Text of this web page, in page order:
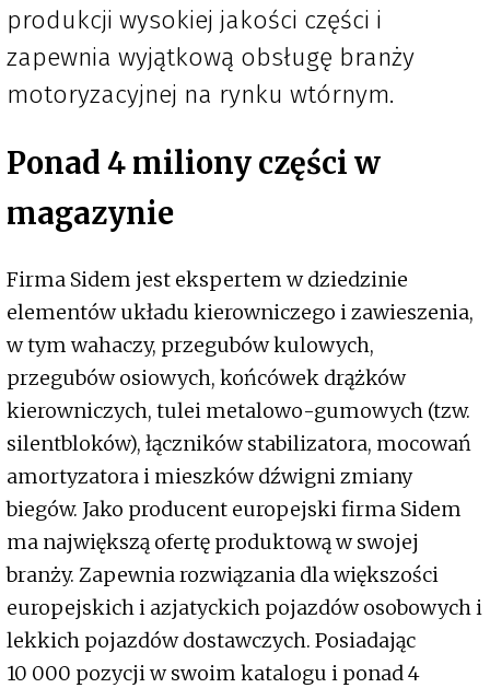
produkcji wysokiej jakości części i
zapewnia wyjątkową obsługę branży
motoryzacyjnej na rynku wtórnym.
Ponad 4 miliony części w
magazynie
Firma Sidem jest ekspertem w dziedzinie
elementów układu kierowniczego i zawieszenia,
w tym wahaczy, przegubów kulowych,
przegubów osiowych, końcówek drążków
kierowniczych, tulei metalowo-gumowych (tzw.
silentbloków), łączników stabilizatora, mocowań
amortyzatora i mieszków dźwigni zmiany
biegów. Jako producent europejski firma Sidem
ma największą ofertę produktową w swojej
branży. Zapewnia rozwiązania dla większości
europejskich i azjatyckich pojazdów osobowych i
lekkich pojazdów dostawczych. Posiadając
10 000 pozycji w swoim katalogu i ponad 4